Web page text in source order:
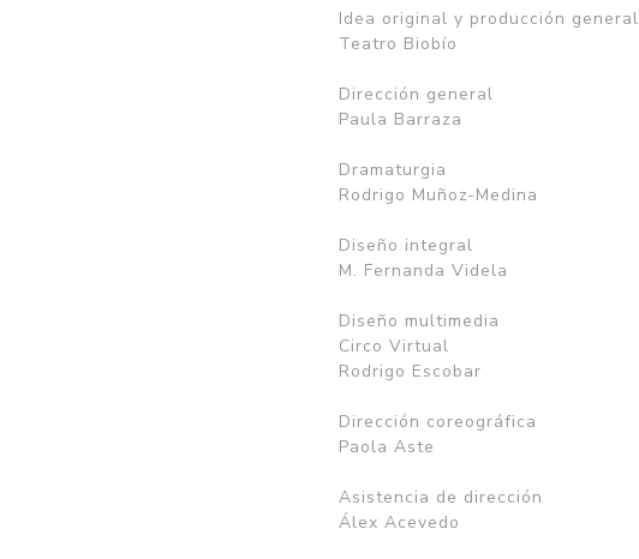
Idea original y producción general
Teatro Biobío
Dirección general
Paula Barraza
Dramaturgia
Rodrigo Muñoz-Medina
Diseño integral
M. Fernanda Videla
Diseño multimedia
Circo Virtual
Rodrigo Escobar
Dirección coreográfica
Paola Aste
Asistencia de dirección
Álex Acevedo